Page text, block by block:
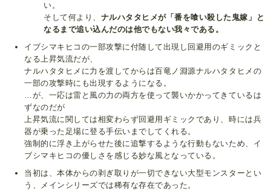
い。
そして何より、 ナルハタタヒメが「番を喰い殺した鬼嫁」と
なるまで追い込んだのは他でもない我々である。
イブシマキヒコの一部攻撃に付随して出現し回避用のギミックと
なる上昇気流だが、
ナルハタタヒメに力を渡してからは百竜ノ淵源ナルハタタヒメの
一部の攻撃時にも出現するようになる。
…が、一応は雷と風の力の両方を使って襲いかかってきているは
ずなのだが
上昇気流に関しては相変わらず回避用ギミックであり、時には兵
器が乗った足場に登る手伝いまでしてくれる。
強制的に浮き上がらせた後に追撃するような行動もないため、イ
ブシマキヒコの優しさを感じる妙な風となっている。
当初は、本体からの剥ぎ取りが一切できない大型モンスターとい
う、メインシリーズでは稀有な存在であった。